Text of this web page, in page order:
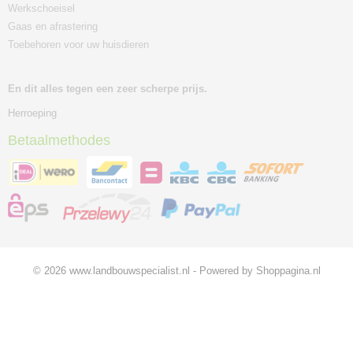
Werkschoeisel
Gaas en afrastering
Toebehoren voor uw huisdieren
En dit alles tegen een zeer scherpe prijs.
Herroeping
Betaalmethodes
© 2026 www.landbouwspecialist.nl - Powered by Shoppagina.nl